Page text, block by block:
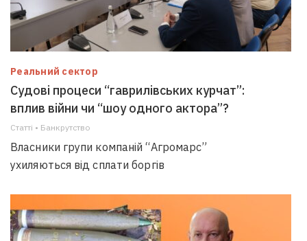
Реальний сектор
Судові процеси “гаврилівських курчат”:
вплив війни чи “шоу одного актора”?
Статті • Банкрутство
Власники групи компаній “Агромарс”
ухиляються від сплати боргів